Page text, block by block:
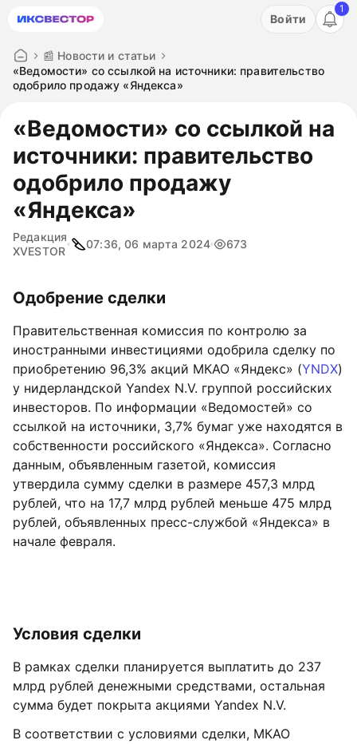
Акция: бесплатный пробный период на 3 дня!
Войти
1
📰 Новости и статьи
«Ведомости» со ссылкой на источники: правительство
одобрило продажу «Яндекса»
«Ведомости» со ссылкой на
источники: правительство
одобрило продажу
«Яндекса»
Редакция
XVESTOR
07:36, 06 марта 2024 673
Одобрение сделки
Правительственная комиссия по контролю за
иностранными инвестициями одобрила сделку по
приобретению 96,3% акций МКАО «Яндекс» (YNDX)
у нидерландской Yandex N.V. группой российских
инвесторов. По информации «Ведомостей» со
ссылкой на источники, 3,7% бумаг уже находятся в
собственности российского «Яндекса». Согласно
данным, объявленным газетой, комиссия
утвердила сумму сделки в размере 457,3 млрд
рублей, что на 17,7 млрд рублей меньше 475 млрд
рублей, объявленных пресс-службой «Яндекса» в
начале февраля.
Условия сделки
В рамках сделки планируется выплатить до 237
млрд рублей денежными средствами, остальная
сумма будет покрыта акциями Yandex N.V.
В соответствии с условиями сделки, МКАО